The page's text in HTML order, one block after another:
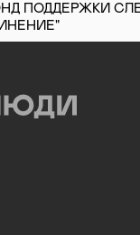
ПОДДЕРЖКИ